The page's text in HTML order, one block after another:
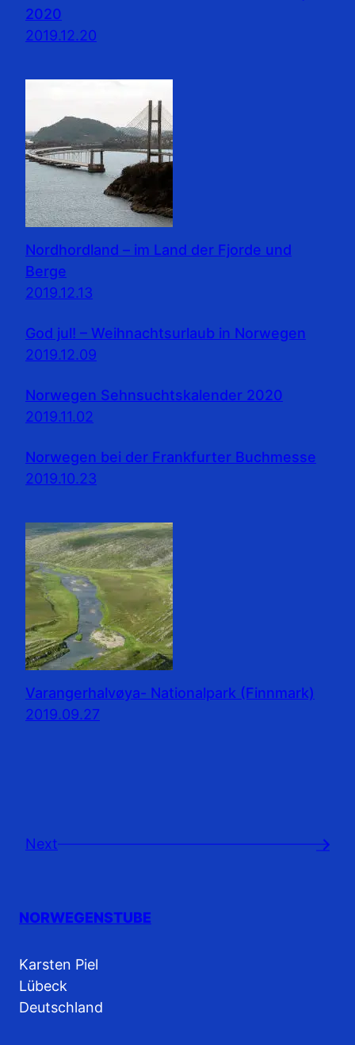
2020
2019.12.20
Nordhordland – im Land der Fjorde und
Berge
2019.12.13
God jul! – Weihnachtsurlaub in Norwegen
2019.12.09
Norwegen Sehnsuchtskalender 2020
2019.11.02
Norwegen bei der Frankfurter Buchmesse
2019.10.23
Varangerhalvøya- Nationalpark (Finnmark)
2019.09.27
Next →
NORWEGENSTUBE
Karsten Piel
Lübeck
Deutschland